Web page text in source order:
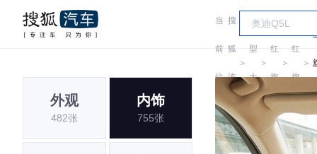
当
前
位
置:
搜
狐
汽
车
＞
车
型
大
＞
红
旗
＞
红
旗
＞
外观
482张
内饰
755张